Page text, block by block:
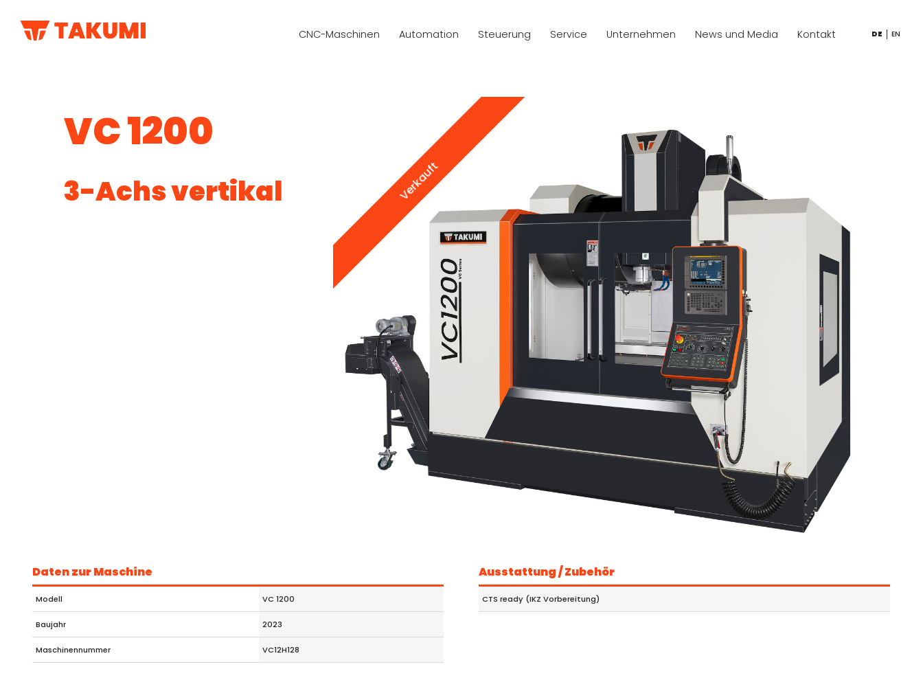
CNC-Maschinen Automation Steuerung Service Unternehmen News und Media Kontakt DE EN
VC 1200
3-Achs vertikal Verkauft
Daten zur Maschine
Modell VC 1200
Baujahr 2023
Maschinennummer VC12H128
Ausstattung / Zubehör
CTS ready (IKZ Vorbereitung)